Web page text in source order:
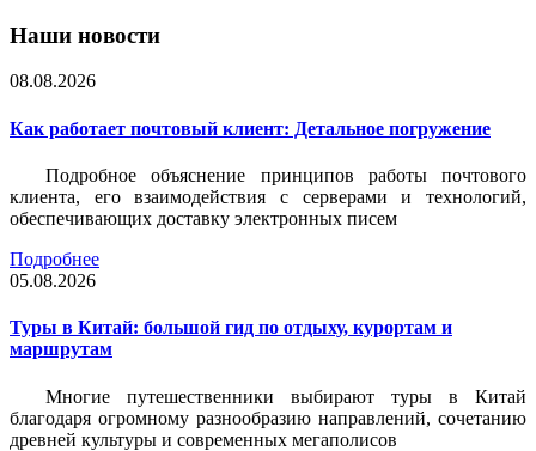
Наши новости
08.08.2026
Как работает почтовый клиент: Детальное погружение
Подробное объяснение принципов работы почтового
клиента, его взаимодействия с серверами и технологий,
обеспечивающих доставку электронных писем
Подробнее
05.08.2026
Туры в Китай: большой гид по отдыху, курортам и
маршрутам
Многие путешественники выбирают туры в Китай
благодаря огромному разнообразию направлений, сочетанию
древней культуры и современных мегаполисов